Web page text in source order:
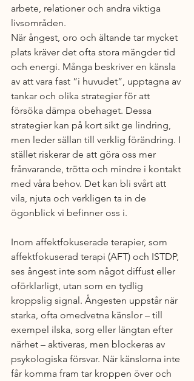
arbete, relationer och andra viktiga
livsområden.
När ångest, oro och ältande tar mycket
plats kräver det ofta stora mängder tid
och energi. Många beskriver en känsla
av att vara fast ”i huvudet”, upptagna av
tankar och olika strategier för att
försöka dämpa obehaget. Dessa
strategier kan på kort sikt ge lindring,
men leder sällan till verklig förändring. I
stället riskerar de att göra oss mer
frånvarande, trötta och mindre i kontakt
med våra behov. Det kan bli svårt att
vila, njuta och verkligen ta in de
ögonblick vi befinner oss i.
Inom affektfokuserade terapier, som
affektfokuserad terapi (AFT) och ISTDP,
ses ångest inte som något diffust eller
oförklarligt, utan som en tydlig
kroppslig signal. Ångesten uppstår när
starka, ofta omedvetna känslor – till
exempel ilska, sorg eller längtan efter
närhet – aktiveras, men blockeras av
psykologiska försvar. När känslorna inte
får komma fram tar kroppen över och